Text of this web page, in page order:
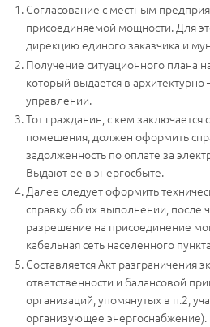
Согласование с местным
присоединяемой мощности. Для
дирекцию единого заказчика и
Получение ситуационного плана
который выдается в
управлении.
Тот гражданин, с кем заключается
помещения, должен оформить
задолженность по оплате за
Выдают ее в энергосбыте.
Далее следует оформить
справку об их выполнении, после
разрешение на присоединение
кабельная сеть населенного
Составляется Акт разграничения
ответственности и балансовой
организаций, упомянутых в п.2,
организующее энергоснабжение).